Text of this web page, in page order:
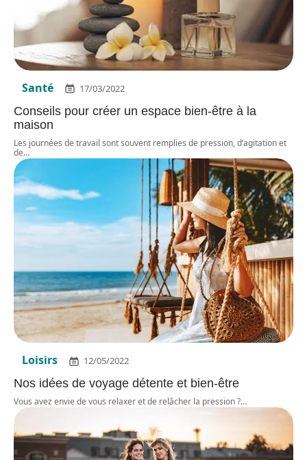
Santé 17/03/2022
Conseils pour créer un espace bien-être à la
maison
Les journées de travail sont souvent remplies de pression, d’agitation et
de…
Loisirs 12/05/2022
Nos idées de voyage détente et bien-être
Vous avez envie de vous relaxer et de relâcher la pression ?…